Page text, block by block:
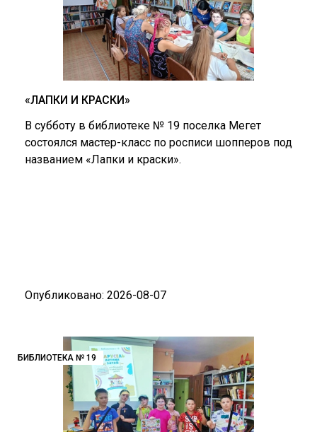
«ЛАПКИ И КРАСКИ»
В субботу в библиотеке № 19 поселка Мегет
состоялся мастер-класс по росписи шопперов под
названием «Лапки и краски».
Опубликовано: 2026-08-07
БИБЛИОТЕКА № 19